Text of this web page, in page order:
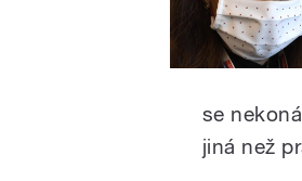
se
jiná než